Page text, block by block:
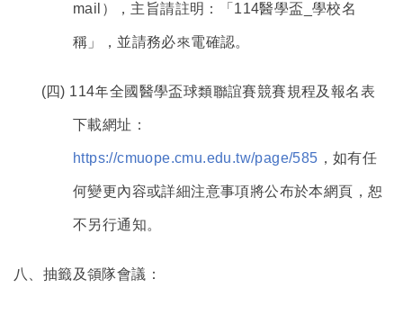
mail），主旨請註明：「114醫學盃_學校名
稱」，並請務必來電確認。
(四) 114年全國醫學盃球類聯誼賽競賽規程及報名表
下載網址：
https://cmuope.cmu.edu.tw/page/585 ，如有任
何變更內容或詳細注意事項將公布於本網頁，恕
不另行通知。
八、抽籤及領隊會議：